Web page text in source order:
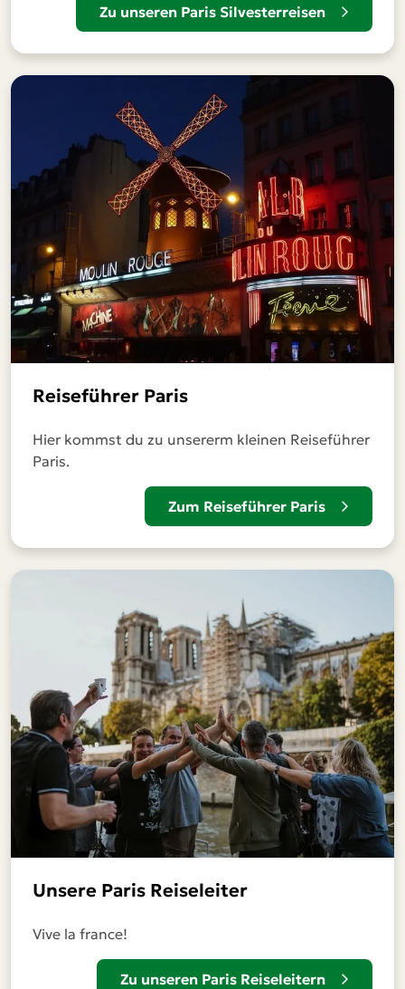
Zu unseren Paris Silvesterreisen
Reiseführer Paris
Hier kommst du zu unsererm kleinen Reiseführer
Paris.
Zum Reiseführer Paris
Unsere Paris Reiseleiter
Vive la france!
Zu unseren Paris Reiseleitern